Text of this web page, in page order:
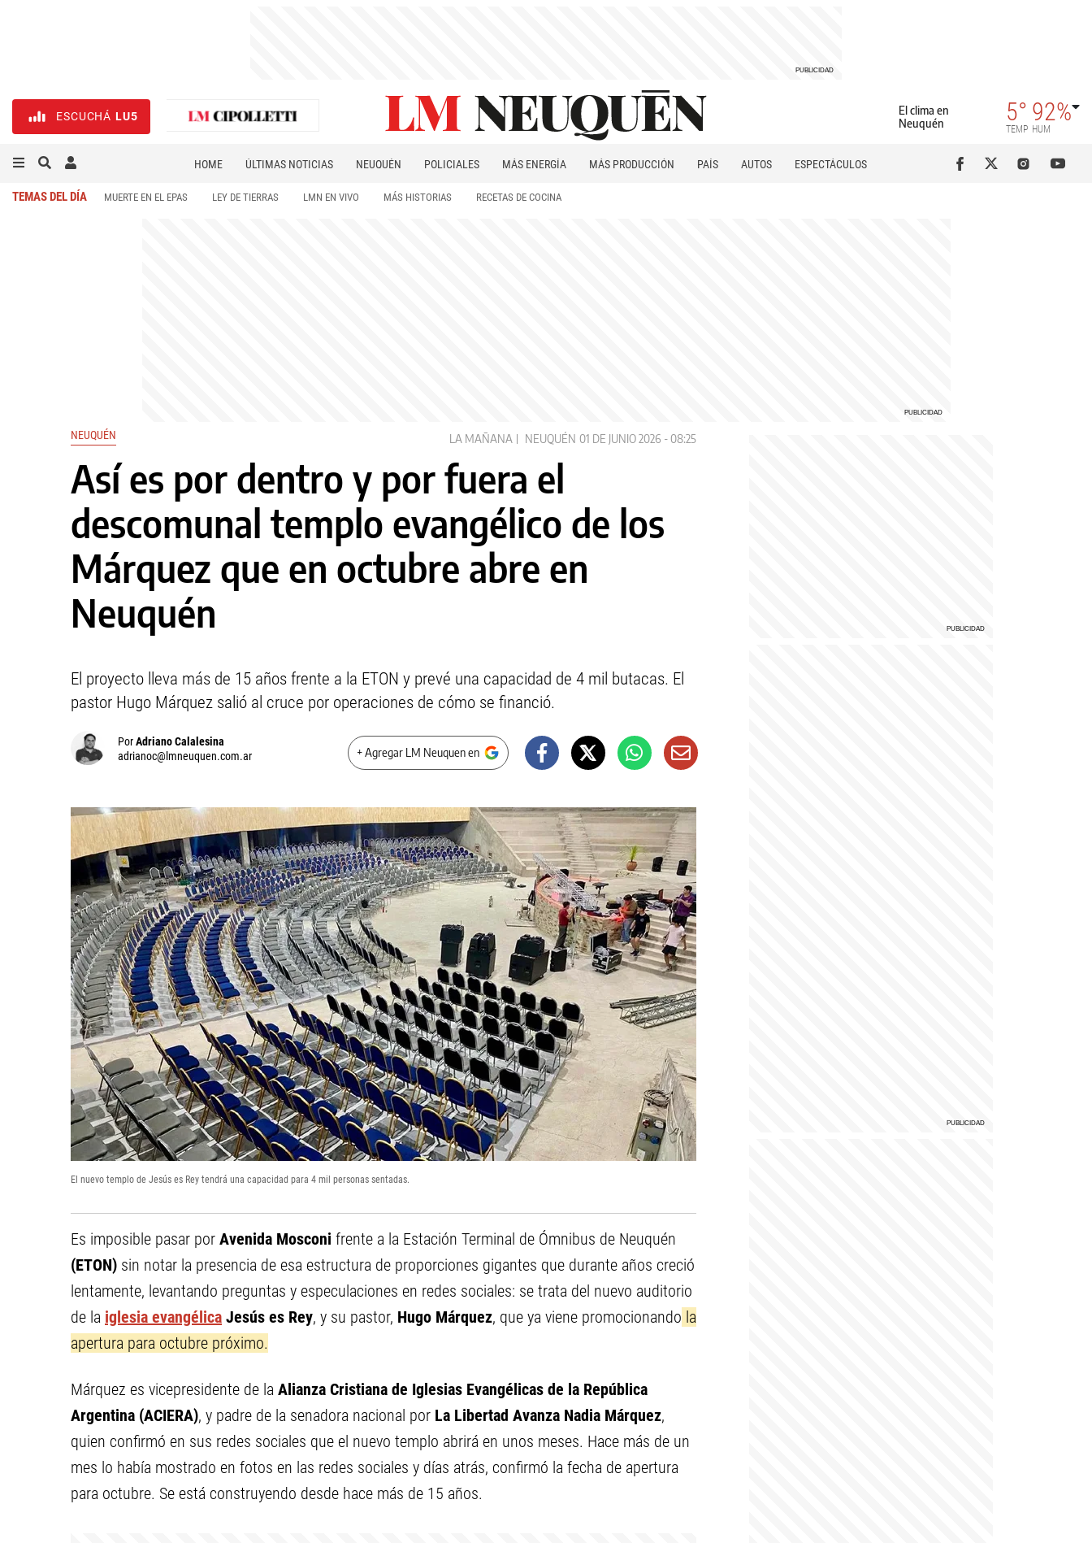
ESCUCHÁ LU5
El clima en
Neuquén
5°
TEMP
92%
HUM
HOME ÚLTIMAS NOTICIAS NEUQUÉN POLICIALES MÁS ENERGÍA MÁS PRODUCCIÓN PAÍS AUTOS
ESPECTÁCULOS
TEMAS DEL DÍA MUERTE EN EL EPAS LEY DE TIERRAS LMN EN VIVO MÁS HISTORIAS RECETAS DE COCINA
NEUQUÉN LA MAÑANA NEUQUÉN 01 DE JUNIO 2026 - 08:25
Así es por dentro y por fuera el
descomunal templo evangélico de los
Márquez que en octubre abre en
Neuquén
El proyecto lleva más de 15 años frente a la ETON y prevé una capacidad de 4 mil butacas. El
pastor Hugo Márquez salió al cruce por operaciones de cómo se financió.
PorAdriano Calalesina
adrianoc@lmneuquen.com.ar
+ Agregar LM Neuquen en
El nuevo templo de Jesús es Rey tendrá una capacidad para 4 mil personas sentadas.
Es imposible pasar por Avenida Mosconi frente a la Estación Terminal de Ómnibus de Neuquén
(ETON) sin notar la presencia de esa estructura de proporciones gigantes que durante años creció
lentamente, levantando preguntas y especulaciones en redes sociales: se trata del nuevo auditorio
de la iglesia evangélica Jesús es Rey, y su pastor, Hugo Márquez, que ya viene promocionando la
apertura para octubre próximo.
Márquez es vicepresidente de la Alianza Cristiana de Iglesias Evangélicas de la República
Argentina (ACIERA), y padre de la senadora nacional por La Libertad Avanza Nadia Márquez,
quien confirmó en sus redes sociales que el nuevo templo abrirá en unos meses. Hace más de un
mes lo había mostrado en fotos en las redes sociales y días atrás, confirmó la fecha de apertura
para octubre. Se está construyendo desde hace más de 15 años.